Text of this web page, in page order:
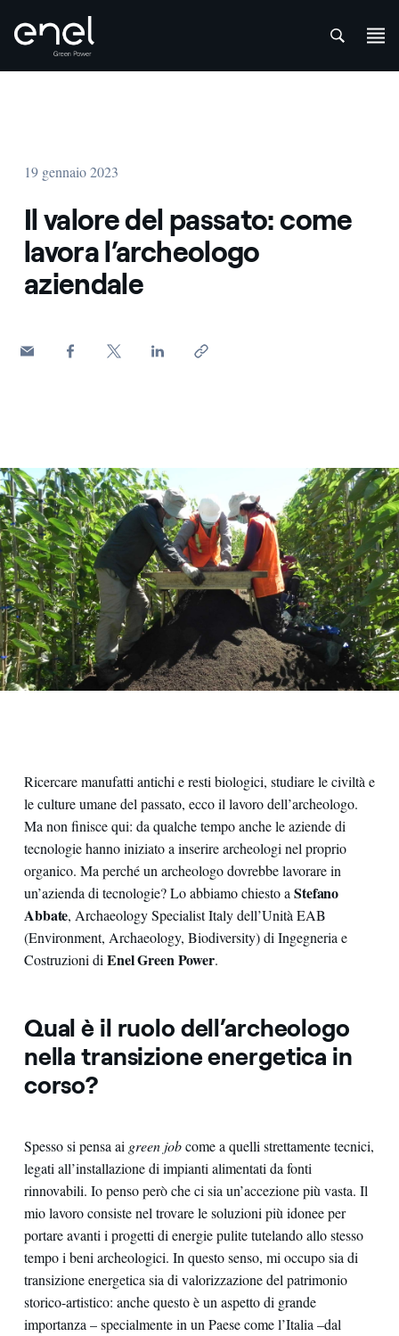
19 gennaio 2023
Il valore del passato: come
lavora l’archeologo
aziendale
Ricercare manufatti antichi e resti biologici, studiare le civiltà e
le culture umane del passato, ecco il lavoro dell’archeologo.
Ma non finisce qui: da qualche tempo anche le aziende di
tecnologie hanno iniziato a inserire archeologi nel proprio
organico. Ma perché un archeologo dovrebbe lavorare in
un’azienda di tecnologie? Lo abbiamo chiesto a Stefano
Abbate, Archaeology Specialist Italy dell’Unità EAB
(Environment, Archaeology, Biodiversity) di Ingegneria e
Costruzioni di Enel Green Power.
Qual è il ruolo dell’archeologo
nella transizione energetica in
corso?
Spesso si pensa ai green jobcome a quelli strettamente tecnici,
legati all’installazione di impianti alimentati da fonti
rinnovabili. Io penso però che ci sia un’accezione più vasta. Il
mio lavoro consiste nel trovare le soluzioni più idonee per
portare avanti i progetti di energie pulite tutelando allo stesso
tempo i beni archeologici. In questo senso, mi occupo sia di
transizione energetica sia di valorizzazione del patrimonio
storico-artistico: anche questo è un aspetto di grande
importanza – specialmente in un Paese come l’Italia –dal